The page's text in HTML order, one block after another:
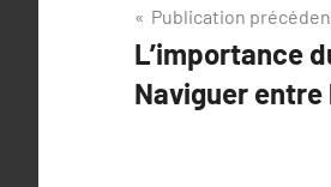
Navigation
de
l’article
Publication
L’importance
Naviguer